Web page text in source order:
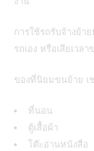
การใช้รถรับจ้างย้า
รถเอง หรือเสียเวล
ของที่นิยมขนย้าย เ
ที่นอน
ตู้เสื้อผ้า
โต๊ะอ่านหนังสือ